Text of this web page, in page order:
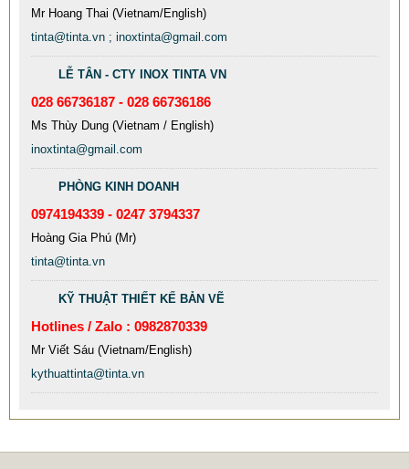
MẪU XE ĐẨY INOX ĐẸP GIÁ RẺ - XE ĐẨY HÀNH LÝ SÂN
BAY TẠI TPHCM THƯƠNG HIỆU TINTA
Mr Hoang Thai (Vietnam/English)
tinta@tinta.vn ; inoxtinta@gmail.com
LỄ TÂN - CTY INOX TINTA VN
028 66736187 - 028 66736186
Ms Thùy Dung (Vietnam / English)
inoxtinta@gmail.com
PHÒNG KINH DOANH
0974194339 - 0247 3794337
Hoàng Gia Phú (Mr)
tinta@tinta.vn
KỸ THUẬT THIẾT KẾ BẢN VẼ
Hotlines / Zalo : 0982870339
Mr Viết Sáu (Vietnam/English)
kythuattinta@tinta.vn